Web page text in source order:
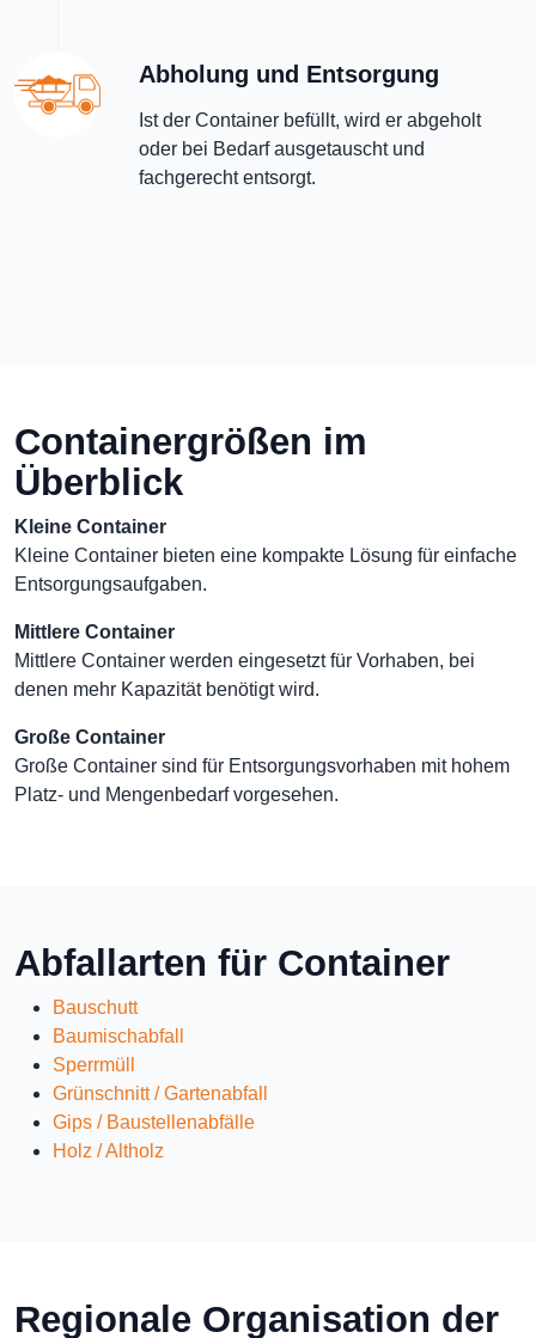
Abholung und Entsorgung
Ist der Container befüllt, wird er abgeholt
oder bei Bedarf ausgetauscht und
fachgerecht entsorgt.
Containergrößen im
Überblick
Kleine Container
Kleine Container bieten eine kompakte Lösung für einfache
Entsorgungsaufgaben.
Mittlere Container
Mittlere Container werden eingesetzt für Vorhaben, bei
denen mehr Kapazität benötigt wird.
Große Container
Große Container sind für Entsorgungsvorhaben mit hohem
Platz- und Mengenbedarf vorgesehen.
Abfallarten für Container
Bauschutt
Baumischabfall
Sperrmüll
Grünschnitt / Gartenabfall
Gips / Baustellenabfälle
Holz / Altholz
Regionale Organisation der